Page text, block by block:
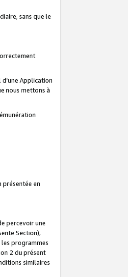
sans que le
d'une Application
nous mettons à
présentée en
percevoir une
Section),
programmes
2 du présent
similaires